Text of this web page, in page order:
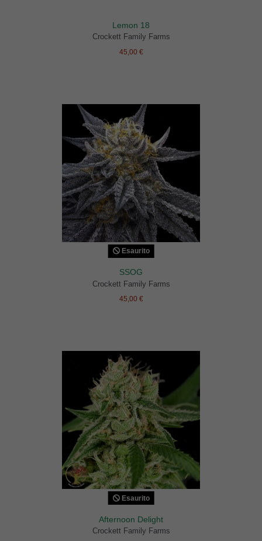
Lemon 18
Crockett Family Farms
45,00 €
Esaurito
SSOG
Crockett Family Farms
45,00 €
Esaurito
Afternoon Delight
Crockett Family Farms